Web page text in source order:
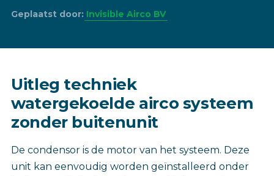
Geplaatst door: Invisible Airco BV
Uitleg techniek
watergekoelde airco systeem
zonder buitenunit
De condensor is de motor van het systeem. Deze
unit kan eenvoudig worden geïnstalleerd onder